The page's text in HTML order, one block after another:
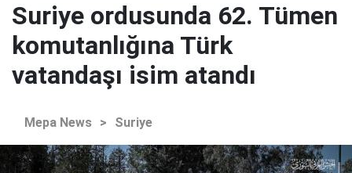
Suriye ordusunda 62. Tümen
komutanlığına Türk
vatandaşı isim atandı
Mepa News > Suriye